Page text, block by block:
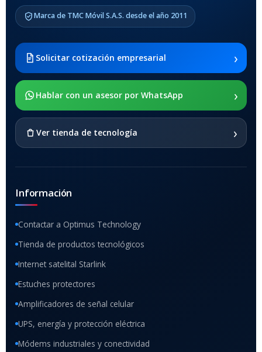
Marca de TMC Móvil S.A.S. desde el año 2011
Solicitar cotización empresarial ›
Hablar con un asesor por WhatsApp ›
Ver tienda de tecnología ›
Información
Contactar a Optimus Technology
Tienda de productos tecnológicos
Internet satelital Starlink
Estuches protectores
Amplificadores de señal celular
UPS, energía y protección eléctrica
Módems industriales y conectividad